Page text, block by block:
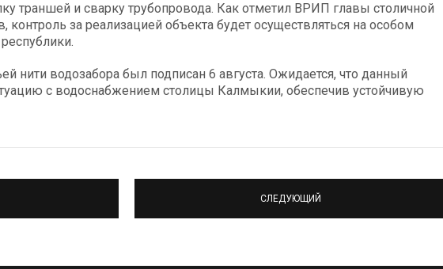
траншей и сварку трубопровода. Как отметил ВРИП главы столичной
за реализацией объекта будет осуществляться на особом
нити водозабора был подписан 6 августа. Ожидается, что данный
с водоснабжением столицы Калмыкии, обеспечив устойчивую
СЛЕДУЮЩИЙ